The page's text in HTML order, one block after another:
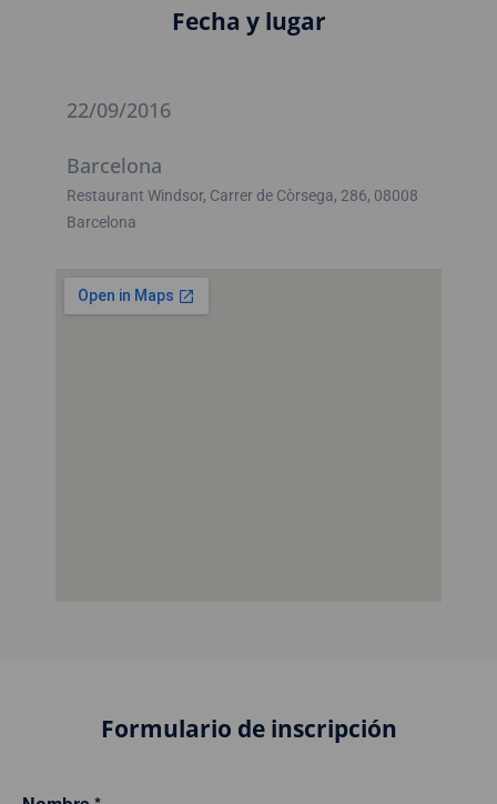
Fecha y lugar
22/09/2016
Barcelona
Restaurant Windsor, Carrer de Còrsega, 286, 08008
Barcelona
Formulario de inscripción